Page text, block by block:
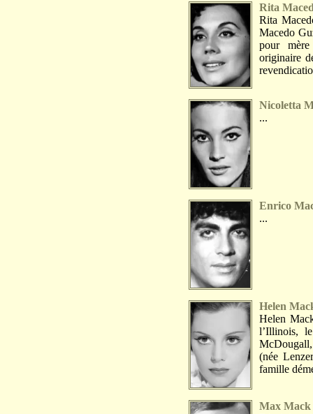
Rita
Rita
Macedo
pour
originaire
Nicoletta
...
Enrico
...
Helen
Helen
l’Illinois,
(née
famille
Max Mack